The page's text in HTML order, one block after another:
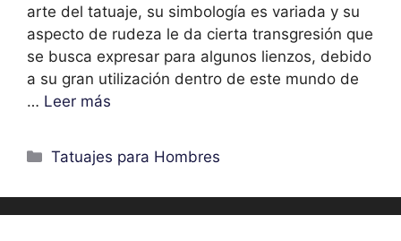
arte del tatuaje, su simbología es variada y su
aspecto de rudeza le da cierta transgresión que
se busca expresar para algunos lienzos, debido
a su gran utilización dentro de este mundo de
… Leer más
Categorías
Tatuajes para Hombres